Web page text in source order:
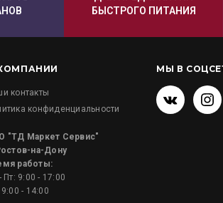
БЫСТРОГО ПИТАНИЯ
контакты
конфиденциальности
"ТД Маркет Сервис"
на-Дону
работы:
Пт: 9:00 - 17:00
- 14:00
МЫ В